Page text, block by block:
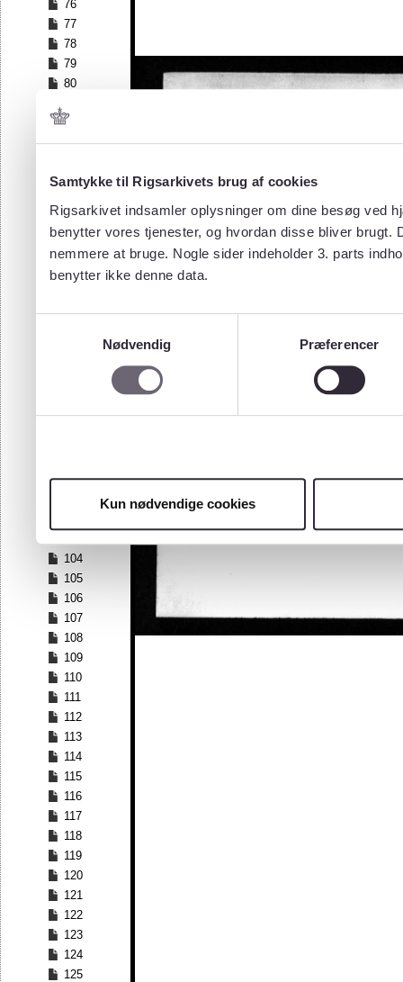
Samtykke til Rigsarkivets brug af cookies
Rigsarkivet indsamler oplysninger om dine besøg ved
benytter vores tjenester, og hvordan disse bliver
nemmere at bruge. Nogle sider indeholder 3. parts
benytter ikke denne data.
Nødvendig
Præferencer
Kun nødvendige cookies
76
77
78
79
80
82
83
85
87
88
89
90
97
100
104
105
106
107
108
109
110
111
112
113
114
115
116
117
118
119
120
121
122
123
124
125